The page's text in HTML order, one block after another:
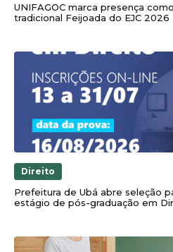
UNIFAGOC marca presença
tradicional Feijoada do EJC 2026
Direito
Prefeitura de Ubá abre seleção
estágio de pós-graduação em